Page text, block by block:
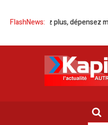
FlashNews:
Kia, roulez plus, dépensez